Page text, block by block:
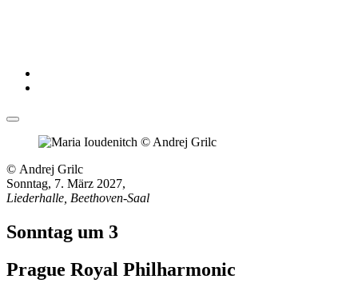
© Andrej Grilc
Sonntag, 7. März 2027,
Liederhalle, Beethoven-Saal
Sonntag um 3
Prague Royal Philharmonic